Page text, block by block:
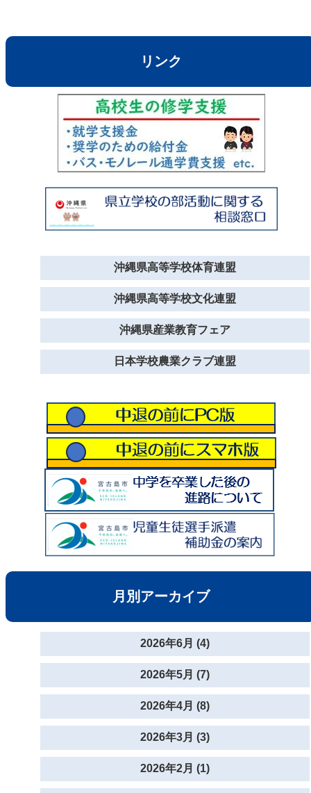
リンク
沖縄県高等学校体育連盟
沖縄県高等学校文化連盟
沖縄県産業教育フェア
日本学校農業クラブ連盟
月別アーカイブ
2026年6月 (4)
2026年5月 (7)
2026年4月 (8)
2026年3月 (3)
2026年2月 (1)